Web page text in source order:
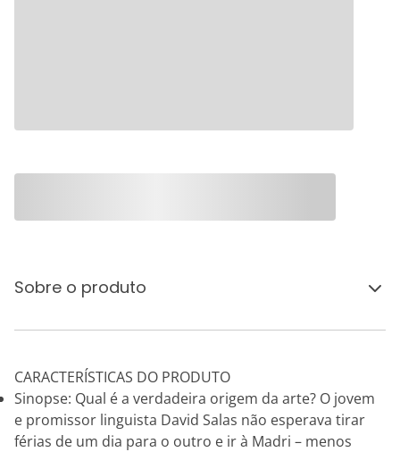
Sobre o produto
CARACTERÍSTICAS DO PRODUTO
Sinopse: Qual é a verdadeira origem da arte? O jovem
e promissor linguista David Salas não esperava tirar
férias de um dia para o outro e ir à Madri – menos